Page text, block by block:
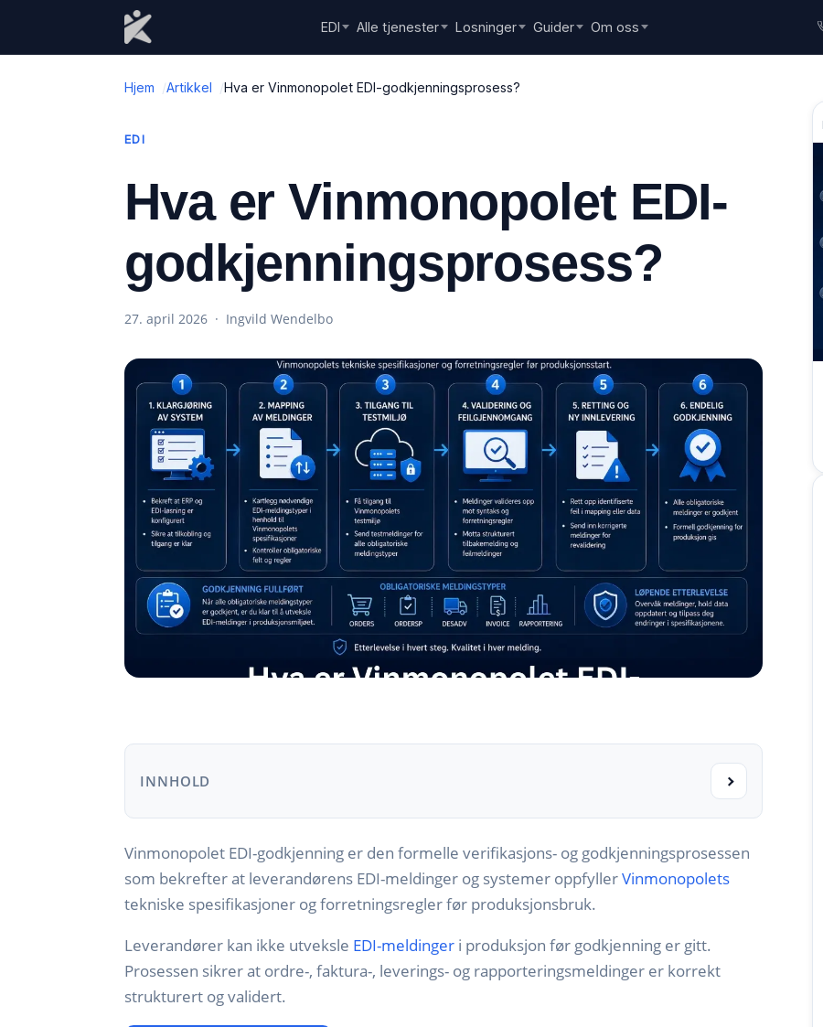
EDI Alle tjenester Losninger Guider Om oss
Hjem Artikkel Hva er Vinmonopolet EDI-godkjenningsprosess?
EDI
Hva er Vinmonopolet EDI-
godkjenningsprosess?
27. april 2026 · Ingvild Wendelbo
INNHOLD
Vinmonopolet EDI-godkjenning er den formelle verifikasjons- og godkjenningsprosessen
som bekrefter at leverandørens EDI-meldinger og systemer oppfyllerVinmonopolets
tekniske spesifikasjoner og forretningsregler før produksjonsbruk.
Leverandører kan ikke utveksle EDI-meldinger i produksjon før godkjenning er gitt.
Prosessen sikrer at ordre-, faktura-, leverings- og rapporteringsmeldinger er korrekt
strukturert og validert.